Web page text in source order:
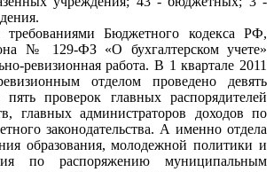
требованиями Бюджетного кодекса РФ,
№ 129-ФЗ «О бухгалтерском учете»
ревизионная работа. В 1 квартале 2011
отделом проведено девять
проверок главных распорядителей
главных администраторов доходов по
законодательства. А именно отдела
образования, молодежной политики и
по распоряжению муниципальным